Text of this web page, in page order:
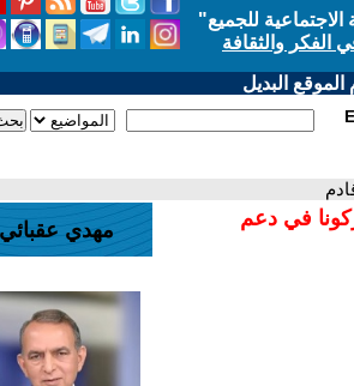
للجميع"
الفكر والثقافة
البديل
في دعم
مهدي عقبائي